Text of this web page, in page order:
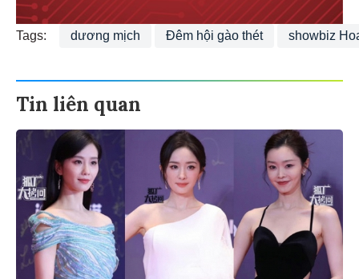
Tags: dương mịch Đêm hội gào thét showbiz
Tin liên quan